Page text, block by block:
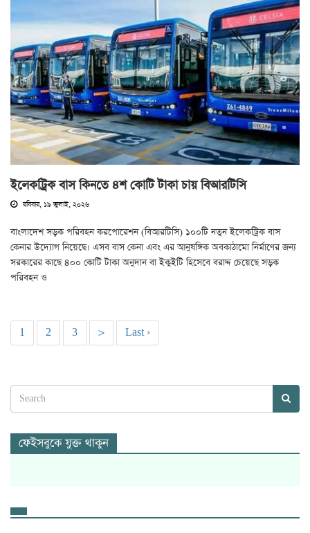
ইলেকট্রিক বাস কিনতে ৪শ কোটি টাকা চায় বিআরটিসি
রবিবার, ১৯ জুলাই, ২০২৬
বাংলাদেশ সড়ক পরিবহন করপোরেশন (বিআরটিসি) ১০০টি নতুন ইলেকট্রিক বাস
কেনার উদ্যোগ নিয়েছে। এসব বাস কেনা এবং এর আনুষঙ্গিক অবকাঠামো নির্মাণের জন্য
সরকারের কাছে ৪০০ কোটি টাকা অনুদান বা ইকুইটি হিসেবে বরাদ্দ চেয়েছে সড়ক
পরিবহন ও
1 2 3 > Last ›
ফেইসবুকে যুক্ত থাকুন